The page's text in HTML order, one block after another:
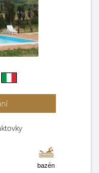
bazén